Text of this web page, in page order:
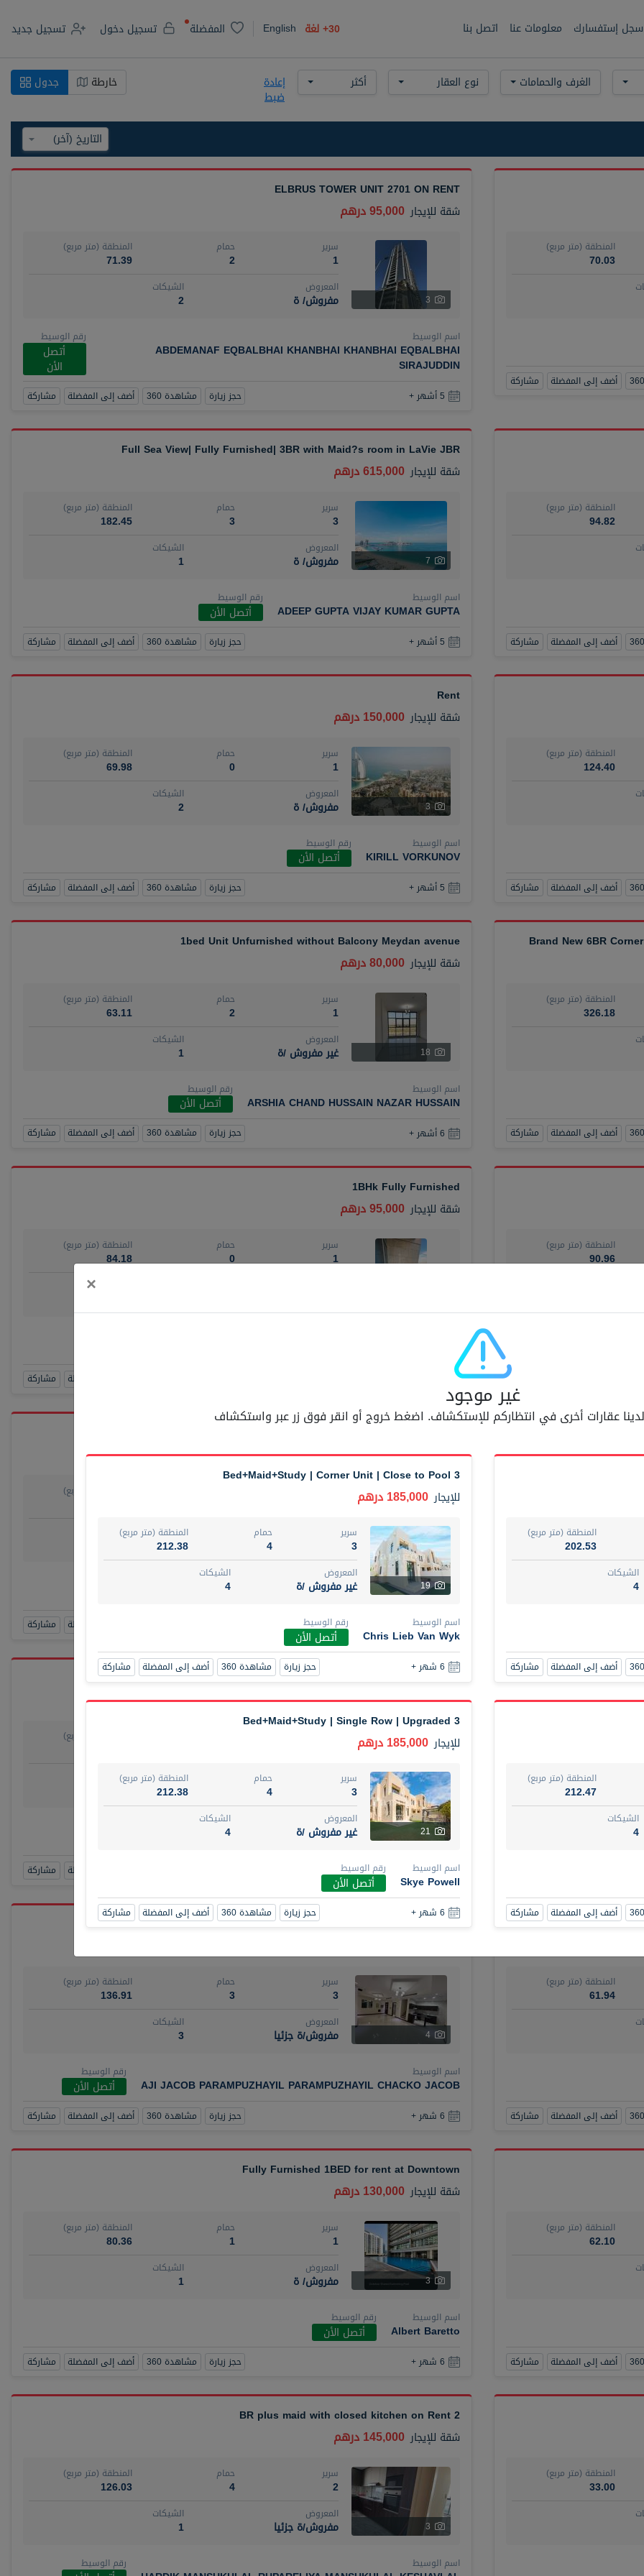
سجل إستفسارك معلومات عنا اتصل بنا 30+ لغة English المفضلة تسجيل دخول تسجيل جديد
الغرف والحمامات نوع العقار أكثر إعادة
ضبط
خارطة جدول
المنطقة (متر مربع)
70.03
أضف إلى المفضلة مشاركة
ELBRUS TOWER UNIT 2701 ON RENT
شقة للإيجار 95,000 درهم
3
سرير
1
حمام
2
المنطقة (متر مربع)
71.39
المعروض
مفروش/ ة
الشيكات
2
اسم الوسيط
ABDEMANAF EQBALBHAI KHANBHAI KHANBHAI EQBALBHAI
SIRAJUDDIN
رقم الوسيط
أتصل
الأن
5 أشهر + حجز زيارة مشاهدة 360 أضف إلى المفضلة مشاركة
المنطقة (متر مربع)
94.82
أضف إلى المفضلة مشاركة
Full Sea View| Fully Furnished| 3BR with Maid?s room in LaVie JBR
شقة للإيجار 615,000 درهم
7
سرير
3
حمام
3
المنطقة (متر مربع)
182.45
المعروض
مفروش/ ة
الشيكات
1
اسم الوسيط
ADEEP GUPTA VIJAY KUMAR GUPTA
رقم الوسيط
أتصل الأن
5 أشهر + حجز زيارة مشاهدة 360 أضف إلى المفضلة مشاركة
المنطقة (متر مربع)
124.40
أضف إلى المفضلة مشاركة
Rent
شقة للإيجار 150,000 درهم
3
سرير
1
حمام
0
المنطقة (متر مربع)
69.98
المعروض
مفروش/ ة
الشيكات
2
اسم الوسيط
KIRILL VORKUNOV
رقم الوسيط
أتصل الأن
5 أشهر + حجز زيارة مشاهدة 360 أضف إلى المفضلة مشاركة
Brand New 6BR
المنطقة (متر مربع)
326.18
أضف إلى المفضلة مشاركة
1bed Unit Unfurnished without Balcony Meydan avenue
شقة للإيجار 80,000 درهم
18
سرير
1
حمام
2
المنطقة (متر مربع)
63.11
المعروض
غير مفروش /ة
الشيكات
1
اسم الوسيط
ARSHIA CHAND HUSSAIN NAZAR HUSSAIN
رقم الوسيط
أتصل الأن
6 أشهر + حجز زيارة مشاهدة 360 أضف إلى المفضلة مشاركة
المنطقة (متر مربع)
90.96
مشاركة
1BHk Fully Furnished
شقة للإيجار 95,000 درهم
سرير
1
حمام
0
المنطقة (متر مربع)
84.18
أضف إلى المفضلة مشاركة
Fully furnished 2-
شقةللإيجار 74,500 درهم
7
المنطقة (متر مربع)
الشيكات
4
اسم الوسيط
مصعب مهدى محمد عبدالرسول
رقم الوسيط
أتصل الأن
6 شهر + أضف إلى المفضلة مشاركة
New Studio for rent
شقةللإيجار 48,000 درهم
3
المنطقة (متر مربع)
الشيكات
4
اسم الوسيط
TAKOUHI DIT TAMAR DAKESSIAN أتصل الأن
6 شهر + أضف إلى المفضلة مشاركة
المنطقة (متر مربع)
61.94
أضف إلى المفضلة مشاركة
3 bhk villa near maktoum airport r/a
4
سرير
3
حمام
3
المنطقة (متر مربع)
136.91
المعروض
مفروش/ة جزئيا
الشيكات
3
اسم الوسيط
AJI JACOB PARAMPUZHAYIL PARAMPUZHAYIL CHACKO JACOB
رقم الوسيط
أتصل الأن
6 شهر + حجز زيارة مشاهدة 360 أضف إلى المفضلة مشاركة
المنطقة (متر مربع)
62.10
أضف إلى المفضلة مشاركة
Fully Furnished 1BED for rent at Downtown
شقة للإيجار 130,000 درهم
3
سرير
1
حمام
1
المنطقة (متر مربع)
80.36
المعروض
مفروش/ ة
الشيكات
1
اسم الوسيط
Albert Baretto
رقم الوسيط
أتصل الأن
6 شهر + حجز زيارة مشاهدة 360 أضف إلى المفضلة مشاركة
المنطقة (متر مربع)
33.00
2 BR plus maid with closed kitchen on Rent
شقة للإيجار 145,000 درهم
3
سرير
2
حمام
4
المنطقة (متر مربع)
126.03
المعروض
مفروش/ة جزئيا
الشيكات
1
اسم الوسيط رقم الوسيط
×
غير موجود
لدينا عقارات أخرى في انتظاركم للإستكشاف. اضغط خروج أو انقر فوق زر عبر واستكشاف
المنطقة (متر مربع)
202.53
الشيكات
4
أضف إلى المفضلة مشاركة
3 Bed+Maid+Study | Corner Unit | Close to Pool
للإيجار 185,000 درهم
19
سرير
3
حمام
4
المنطقة (متر مربع)
212.38
المعروض
غير مفروش /ة
الشيكات
4
اسم الوسيط
Chris Lieb Van Wyk
رقم الوسيط
أتصل الأن
6 شهر + حجز زيارة مشاهدة 360 أضف إلى المفضلة مشاركة
المنطقة (متر مربع)
212.47
الشيكات
4
أضف إلى المفضلة مشاركة
3 Bed+Maid+Study | Single Row | Upgraded
للإيجار 185,000 درهم
21
سرير
3
حمام
4
المنطقة (متر مربع)
212.38
المعروض
غير مفروش /ة
الشيكات
4
اسم الوسيط
Skye Powell
رقم الوسيط
أتصل الأن
6 شهر + حجز زيارة مشاهدة 360 أضف إلى المفضلة مشاركة